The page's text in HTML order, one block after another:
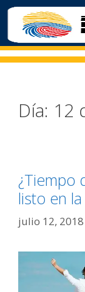
Día: 12
¿Tiempo
listo en
julio 12, 2018